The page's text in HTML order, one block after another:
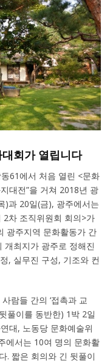
대회가 열립니다
61에서 처음 열린 <문화
대전”을 거쳐 2018년 광
)과 20일(금), 광주에서는
차 조직위원회 회의>가
광주지역 문화활동가 간
개최지가 광주로 정해진
, 실무진 구성, 기조와 컨
람들 간의 ‘접촉과 교
풀이를 동반한) 1박 2일
대, 노동당 문화예술위
에서는 10여 명의 문화활
. 짧은 회의와 긴 뒷풀이